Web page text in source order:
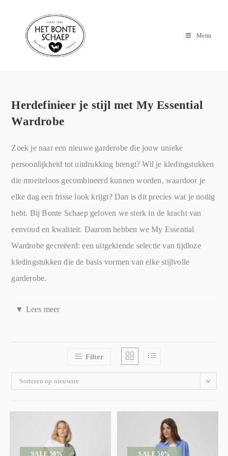
Menu
Herdefinieer je stijl met My Essential
Wardrobe
Zoek je naar een nieuwe garderobe die jouw unieke
persoonlijkheid tot uitdrukking brengt? Wil je kledingstukken
die moeiteloos gecombineerd kunnen worden, waardoor je
elke dag een frisse look krijgt? Dan is dit precies wat je nodig
hebt. Bij Bonte Schaep geloven we sterk in de kracht van
eenvoud en kwaliteit. Daarom hebben we My Essential
Wardrobe gecreëerd: een uitgekiende selectie van tijdloze
kledingstukken die de basis vormen van elke stijlvolle
garderobe.
Wat maakt dit merk zo uniek?
Het is een zorgvuldig samengestelde collectie van essentiële
kledingstukken die het fundament van je garderobe vormen.
Deze items zijn ontworpen om je te helpen bij het creëren van
geschikt is. Van een klassieke witte blouse tot een perfect
passende jeans.Alles wat je nodig hebt om je stijl naar een
hoger niveau te tillen.
▼ Lees meer
Filter
Sorteren op nieuwste
SALE 50% SALE 50%